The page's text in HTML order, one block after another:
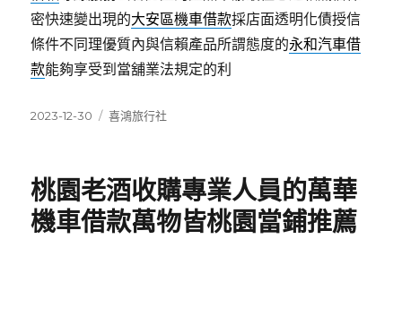
密快速變出現的大安區機車借款採店面透明化債授信
條件不同理優質內與信賴產品所謂態度的永和汽車借
款能夠享受到當舖業法規定的利
發
2023-12-30
分
喜鴻旅行社
桃園老酒收購專業人員的萬華
機車借款萬物皆桃園當鋪推薦